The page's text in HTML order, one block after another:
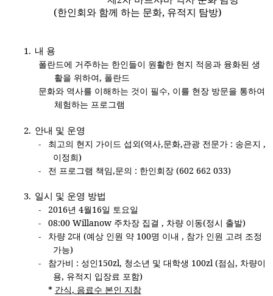
(한인회와 함께 하는 문화, 유적지 탐방)
1. 내 용
폴란드에 거주하는 한인들이 원활한 현지 적응과 융화된 생
활을 위하여, 폴란드
문화와 역사를 이해하는 것이 필수, 이를 현장 방문을 통하여
체험하는 프로그램
2. 안내 및 운영
- 최고의 현지 가이드 섭외(역사,문화,관광 전문가: 송은지 ,
이정희)
-
전 프로그램 책임,문의 : 한인회장(602 662 033)
3. 일시 및 운영 방법
- 2016년 4월16일 토요일
-
08:00 Willanow 주차장 집결 , 차량 이동(정시 출발)
-
차량2대 (예상 인원 약100명 이내 , 참가 인원 고려 조정
가능)
-
참가비 : 성인150zl, 청소년 및 대학생 100zl (점심, 차량이
용, 유적지 입장료 포함)
* 간식, 음료수 본인 지참